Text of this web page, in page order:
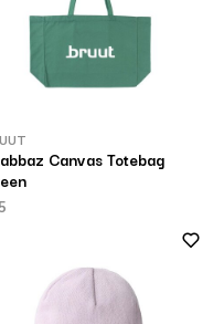
Canvas Totebag